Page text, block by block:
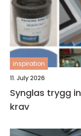
inspiration
11. July 2026
Synglas trygg insyn i processer med höga
krav